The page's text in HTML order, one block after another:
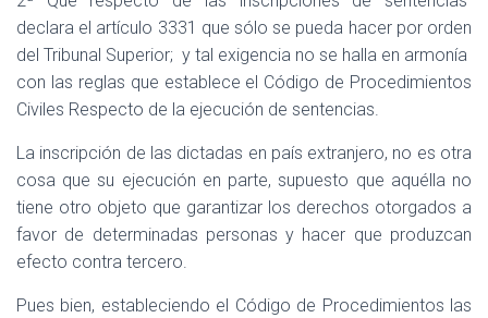
declara el artículo 3331 que sólo se pueda hacer por orden
del Tribunal Superior; y tal exigencia no se halla en armonía
con las reglas que establece el Código de Procedimientos
Civiles Respecto de la ejecución de sentencias.
La inscripción de las dictadas en país extranjero, no es otra
cosa que su ejecución en parte, supuesto que aquélla no
tiene otro objeto que garantizar los derechos otorgados a
favor de determinadas personas y hacer que produzcan
efecto contra tercero.
Pues bien, estableciendo el Código de Procedimientos las